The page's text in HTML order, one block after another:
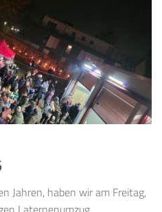
Jahren, haben wir am Freitag,